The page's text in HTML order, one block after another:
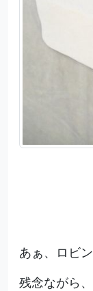
あぁ、ロビ
残念ながら